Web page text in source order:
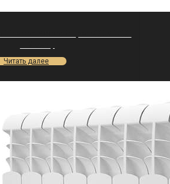
Читать далее